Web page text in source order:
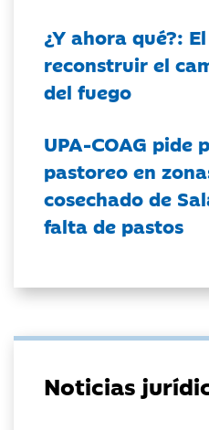
¿Y ahora qué?:
reconstruir el
del fuego
UPA-COAG pide
pastoreo en
cosechado de
falta de pastos
Noticias